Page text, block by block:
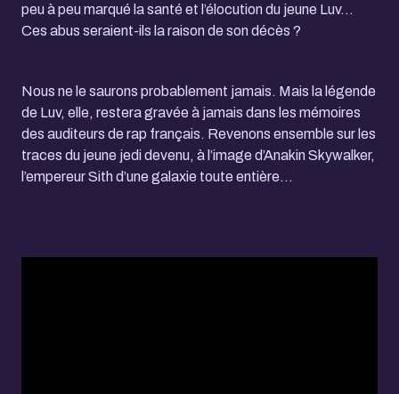
peu à peu marqué la santé et l’élocution du jeune Luv…
Ces abus seraient-ils la raison de son décès ?
Nous ne le saurons probablement jamais. Mais la légende
de Luv, elle, restera gravée à jamais dans les mémoires
des auditeurs de rap français. Revenons ensemble sur les
traces du jeune jedi devenu, à l’image d’Anakin Skywalker,
l’empereur Sith d’une galaxie toute entière…